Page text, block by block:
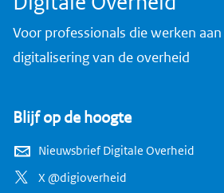
Voor professionals die werken aan
digitalisering van de overheid
Blijf op de hoogte
Nieuwsbrief Digitale Overheid
X @digioverheid